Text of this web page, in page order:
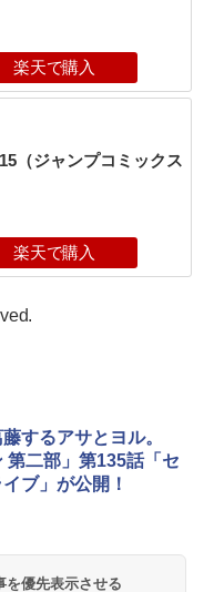
楽天で購入
（ジャンプコミックス
楽天で購入
するアサとヨル。
第二部」第135話「セ
ブ」が公開！
優先表示させる